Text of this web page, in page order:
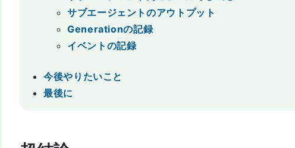
サブエージェントのアウトプット
Generationの記録
イベントの記録
今後やりたいこと
最後に